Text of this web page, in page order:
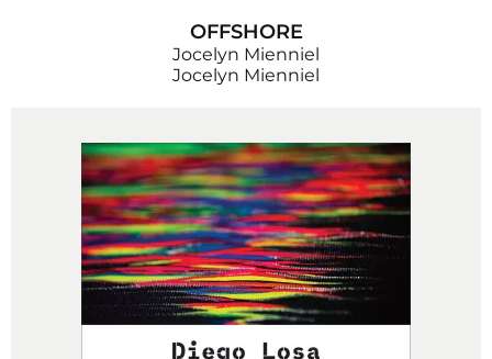
OFFSHORE
Jocelyn Mienniel
Jocelyn Mienniel